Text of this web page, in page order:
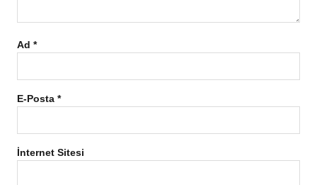
Ad *
E-Posta *
İnternet Sitesi